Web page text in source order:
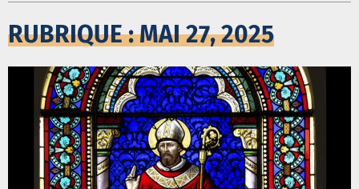
RUBRIQUE : MAI 27, 2025